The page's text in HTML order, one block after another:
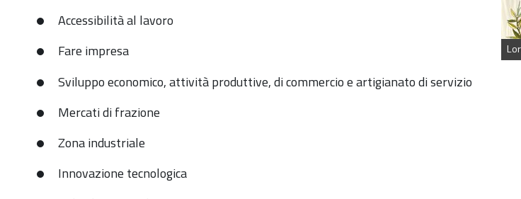
Accessibilità al lavoro
Fare impresa
Sviluppo economico, attività produttive, di commercio e artigianato di servizio
Mercati di frazione
Zona industriale
Innovazione tecnologica